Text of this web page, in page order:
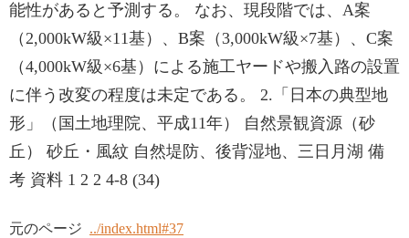
能性があると予測する。 なお、現段階では、A案
（2,000kW級×11基）、B案（3,000kW級×7基）、C案
（4,000kW級×6基）による施工ヤードや搬入路の設置
に伴う改変の程度は未定である。 2.「日本の典型地
形」（国土地理院、平成11年） 自然景観資源（砂
丘） 砂丘・風紋 自然堤防、後背湿地、三日月湖 備
考 資料 1 2 2 4-8 (34)
元のページ ../index.html#37